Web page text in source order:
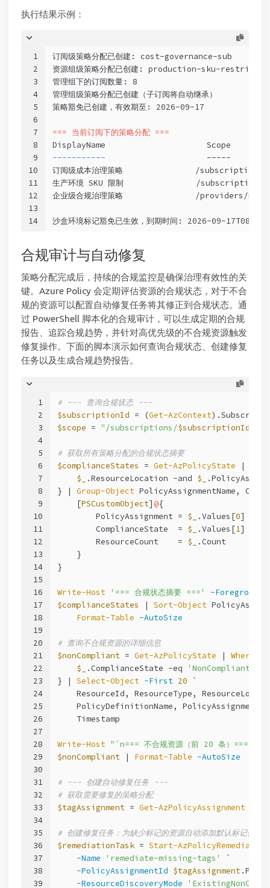
执行结果示例：
1
2
3
4
5
6
7
8
9
10
11
12
13
14
订阅级策略分配已创建: cost-governance-sub
资源组级策略分配已创建: production-sku-
管理组下的订阅数量: 8
管理组级策略分配已创建（子订阅将自动继承）
策略豁免已创建，有效期至: 2026-09-17
=== 当前订阅下的策略分配 ===
DisplayName                     Scope
----------- -----
订阅级成本治理策略               /
生产环境 SKU 限制               /
企业级合规治理策略               /providers/
沙盒环境标记豁免已生效，到期时间: 2026-09-
合规审计与自动修复
策略分配完成后，持续的合规监控是确保治理有效性的关
键。Azure Policy 会定期评估资源的合规状态，对于不合
规的资源可以配置自动修复任务将其修正到合规状态。通
过 PowerShell 脚本化的合规审计，可以生成定期的合规
报告、追踪合规趋势，并针对高优先级的不合规资源触发
修复操作。下面的脚本演示如何查询合规状态、创建修复
任务以及生成合规趋势报告。
1
2
3
4
5
6
7
8
9
10
11
12
13
14
15
16
17
18
19
20
21
22
23
24
25
26
27
28
29
30
31
32
33
34
35
36
37
38
39
# --- 查询合规状态 ---
$subscriptionId = (Get-AzContext
$scope = "/subscriptions/$subscriptionId
# 获取所有策略分配的合规状态摘要
$complianceStates = Get-AzPolicyState |
$_
.ResourceLocation -and $_
} | Group-Object PolicyAssignmentName,
    [
PSCustomObject] @{
        PolicyAssignment =
$_ .Values[0]
        ComplianceState  =
$_ .Values[1]
        ResourceCount    =
$_
.Count
    }
}
Write-Host '=== 合规状态摘要 ==='
-
$complianceStates | Sort-Object
Format-Table -AutoSize
# 查询不合规资源的详细信息
$nonCompliant = Get-AzPolicyState | Where-
$_
.ComplianceState -eq
'NonCompliant'
} | Select-Object -First 20 `
ResourceId, ResourceType,
PolicyDefinitionName,
    Timestamp
Write-Host "`n=== 不合规资源（前 20 条）==="
$nonCompliant | Format-Table -AutoSize
# --- 创建自动修复任务 ---
# 获取需要修复的策略分配
$tagAssignment = Get-AzPolicyAssignment
# 创建修复任务：为缺少标记的资源自动添加默认标记值
$remediationTask = Start-AzPolicyRemediation
-Name
'remediate-missing-tags'
`
-PolicyAssignmentId $tagAssignment
-ResourceDiscoveryMode